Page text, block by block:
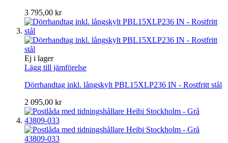
3 795,00 kr
Ej i lager
Lägg till jämförelse
Dörrhandtag inkl. långskylt PBL15XLP236 IN - Rostfritt stål
2 095,00 kr